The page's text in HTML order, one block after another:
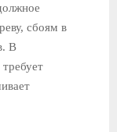
сбоям в
В